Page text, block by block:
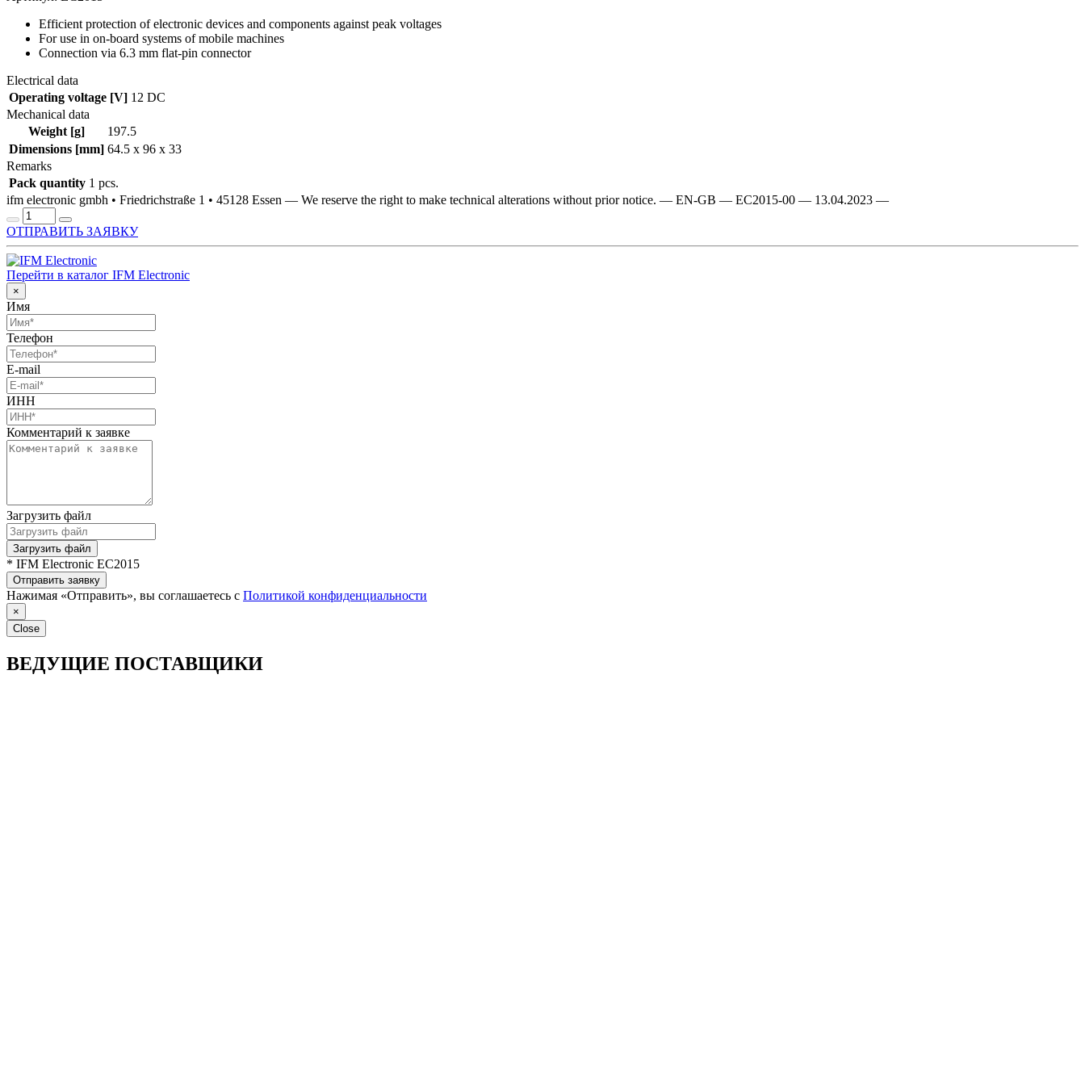
Efficient protection of electronic devices and components against peak voltages
For use in on-board systems of mobile machines
Connection via 6.3 mm flat-pin connector
Electrical data
Operating voltage [V] 12 DC
Mechanical data
Weight [g]
197.5
Dimensions [mm] 64.5 x 96 x 33
Remarks
Pack quantity 1 pcs.
ifm electronic gmbh • Friedrichstraße 1 • 45128 Essen — We reserve the right to make technical alterations without prior notice. — EN-GB — EC2015-00 — 13.04.2023 —
ОТПРАВИТЬ ЗАЯВКУ
Перейти в каталог IFM Electronic
×
Имя
Телефон
E-mail
ИНН
Комментарий к заявке
Загрузить файл
Загрузить файл
* IFM Electronic EC2015
Отправить заявку
Нажимая «Отправить», вы соглашаетесь с Политикой конфиденциальности
×
Close
ВЕДУЩИЕ ПОСТАВЩИКИ